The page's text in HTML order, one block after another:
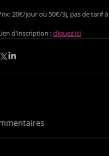
20€/jour où 50€/3j, pas de tarif
d'inscription : cliquez ici